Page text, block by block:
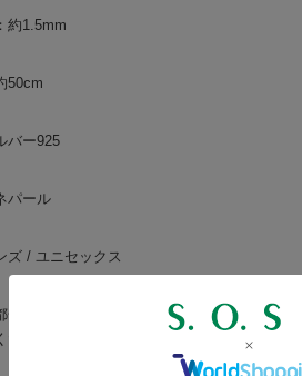
約1.5mm
50cm
バー925
パール
ズ / ユニセックス
合上、商品のサイズには若干の個体差が生
さい。